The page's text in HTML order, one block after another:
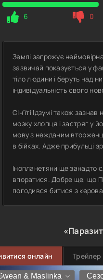
6 0
Землі загрожує
зазвичай показується у
тіло людини і беруть над
індивідуальність свого
Сін'їті Ідзумі також
мозку хлопця і застряг у
мову з нежданим
в бійках. Адже прибульці
Інопланетяни ще занадто
впоратися. Добре ще, що
погодився битися з
онлайн Трейлер